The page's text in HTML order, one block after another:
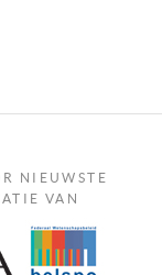
NIEUWSTE
VAN